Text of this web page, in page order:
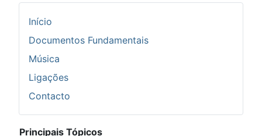
Início
Documentos Fundamentais
Música
Ligações
Contacto
Principais Tópicos